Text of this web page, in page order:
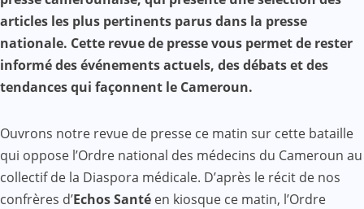
articles les plus pertinents parus dans la presse
nationale. Cette revue de presse vous permet de rester
informé des événements actuels, des débats et des
tendances qui façonnent le Cameroun.
Ouvrons notre revue de presse ce matin sur cette bataille
qui oppose l’Ordre national des médecins du Cameroun au
collectif de la Diaspora médicale. D’après le récit de nos
confrères d’Echos Santé en kiosque ce matin, l’Ordre